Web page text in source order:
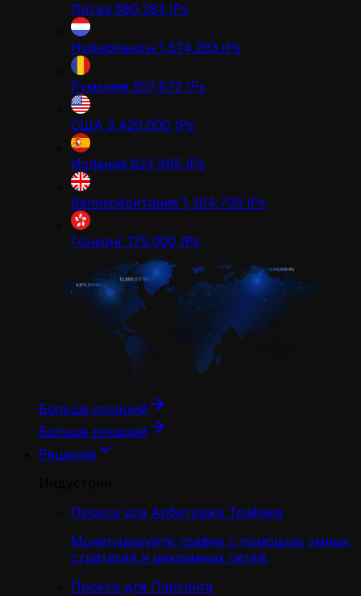
Литва 580,283 IPs
Нидерланды 1,574,293 IPs
Румыния 657,872 IPs
США 3,420,000 IPs
Испания 823,485 IPs
Великобритания 1,364,739 IPs
Гонконг 175,000 IPs
Больше локаций
Больше локаций
Решения
Прокси для Арбитража Трафика
Монетизируйте трафик с помощью умных
стратегий и рекламных сетей.
Прокси для Парсинга